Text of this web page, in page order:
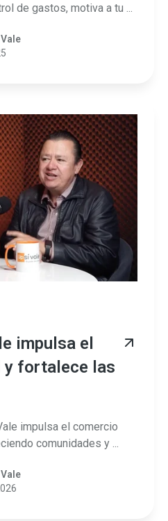
de gastos, motiva a tu ...
impulsa el
fortalece las
impulsa el comercio
comunidades y ...